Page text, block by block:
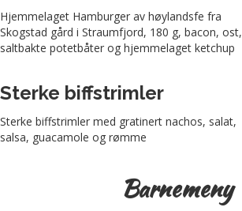
Hjemmelaget Hamburger av høylandsfe fra
Skogstad gård i Straumfjord, 180 g, bacon, ost,
saltbakte potetbåter og hjemmelaget ketchup
Sterke biffstrimler
Sterke biffstrimler med gratinert nachos, salat,
salsa, guacamole og rømme
Barnemeny